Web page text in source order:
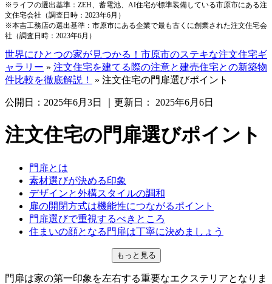
※ライフの選出基準：ZEH、蓄電池、AI住宅が標準装備している市原市にある注
文住宅会社（調査日時：2023年6月）
※本吉工務店の選出基準：市原市にある企業で最も古くに創業された注文住宅会
社（調査日時：2023年6月）
世界にひとつの家が見つかる！市原市のステキな注文住宅ギ
ャラリー » 注文住宅を建てる際の注意と建売住宅との新築物
件比較を徹底解説！
» 注文住宅の門扉選びポイント
公開日： 2025年6月3日 ｜更新日： 2025年6月6日
注文住宅の門扉選びポイント
門扉とは
素材選びが決める印象
デザインと外構スタイルの調和
扉の開閉方式は機能性につながるポイント
門扉選びで重視するべきところ
住まいの顔となる門扉は丁寧に決めましょう
もっと見る
門扉は家の第一印象を左右する重要なエクステリアとなりま